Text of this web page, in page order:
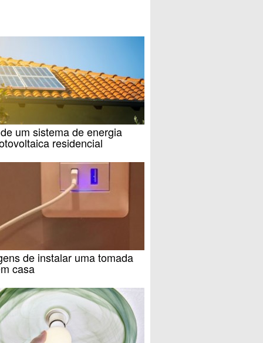
um sistema de energia
residencial
de instalar uma tomada
casa